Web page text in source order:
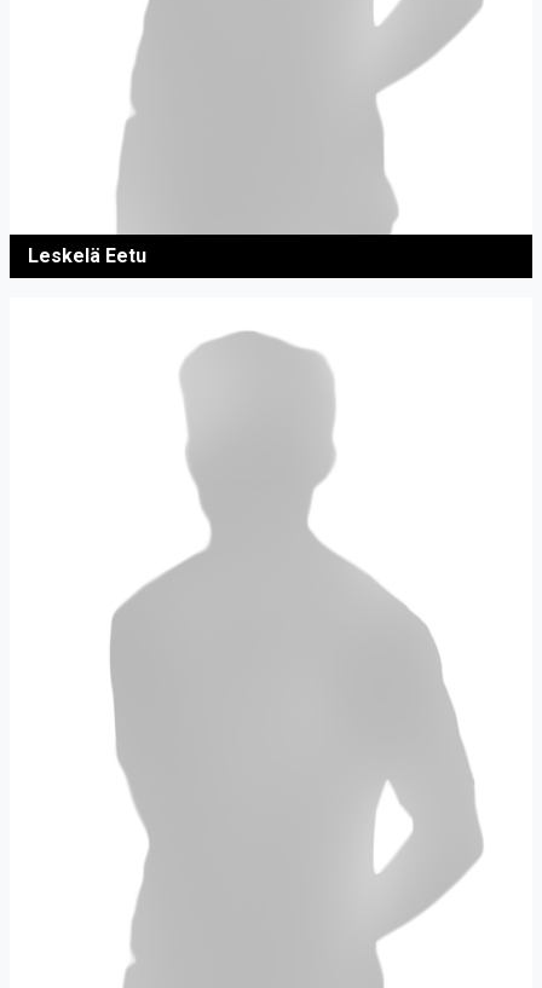
Leskelä Eetu